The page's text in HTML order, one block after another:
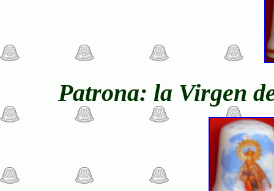
Patrona: la Virgen